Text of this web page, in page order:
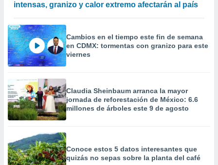
intensas, granizo y calor extremo afectarán al país
Cambios en el tiempo este fin de semana
en CDMX: tormentas con granizo para este
viernes
Claudia Sheinbaum arranca la mayor
jornada de reforestación de México: 6.6
millones de árboles este 9 de agosto
Conoce estos 5 datos interesantes que
quizás no sepas sobre la planta del café